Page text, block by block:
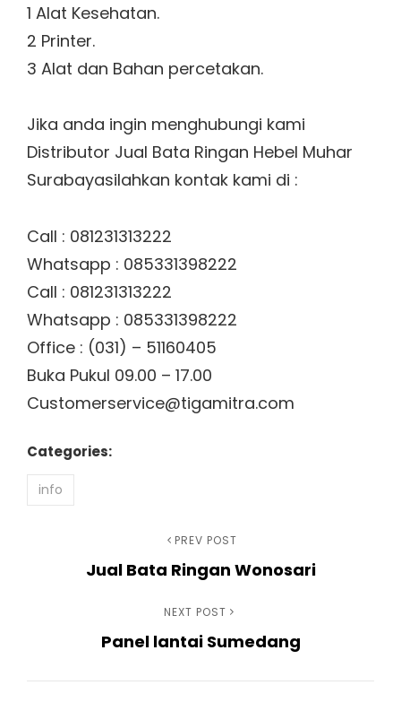
1 Alat Kesehatan.
2 Printer.
3 Alat dan Bahan percetakan.
Jika anda ingin menghubungi kami
Distributor Jual Bata Ringan Hebel Muhar
Surabayasilahkan kontak kami di :
Call : 081231313222
Whatsapp : 085331398222
Call : 081231313222
Whatsapp : 085331398222
Office : (031) – 51160405
Buka Pukul 09.00 – 17.00
Customerservice@tigamitra.com
Categories:
info
PREV POST
Jual Bata Ringan Wonosari
NEXT POST
Panel lantai Sumedang